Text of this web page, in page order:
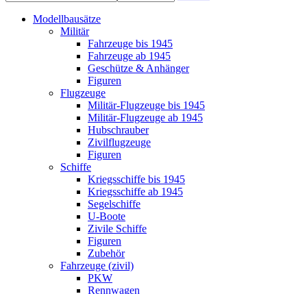
Modellbausätze
Militär
Fahrzeuge bis 1945
Fahrzeuge ab 1945
Geschütze & Anhänger
Figuren
Flugzeuge
Militär-Flugzeuge bis 1945
Militär-Flugzeuge ab 1945
Hubschrauber
Zivilflugzeuge
Figuren
Schiffe
Kriegsschiffe bis 1945
Kriegsschiffe ab 1945
Segelschiffe
U-Boote
Zivile Schiffe
Figuren
Zubehör
Fahrzeuge (zivil)
PKW
Rennwagen